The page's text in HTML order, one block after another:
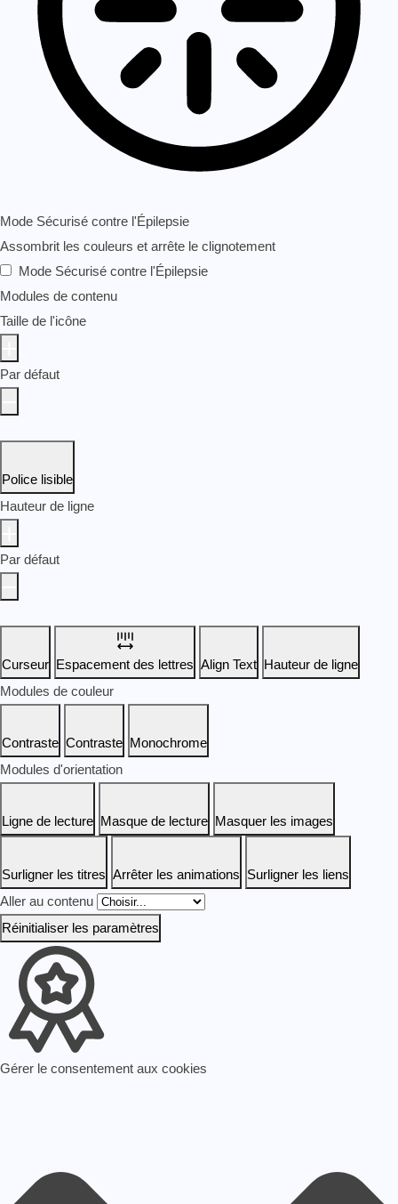
Mode Sécurisé contre l'Épilepsie
Assombrit les couleurs et arrête le clignotement
Mode Sécurisé contre l'Épilepsie
Modules de contenu
Taille de l'icône
Par défaut
Police lisible
Hauteur de ligne
Par défaut
Curseur Espacement des lettres Align Text Hauteur de ligne
Modules de couleur
Contraste Contraste Monochrome
Modules d'orientation
Ligne de lecture Masque de lecture Masquer les images
Surligner les titres Arrêter les animations Surligner les liens
Aller au contenu
Réinitialiser les paramètres
Gérer le consentement aux cookies